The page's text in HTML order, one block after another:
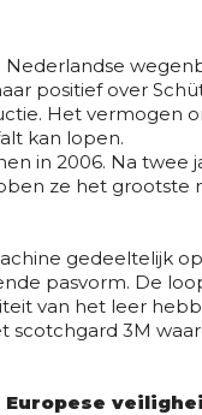
positief over
Het vermogen
kan lopen.
in 2006. Na twee
ze het grootste
gedeeltelijk
pasvorm. De
van het leer
3M